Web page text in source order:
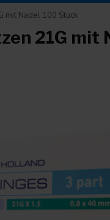
mit Nadel 100 Stück
21G mit